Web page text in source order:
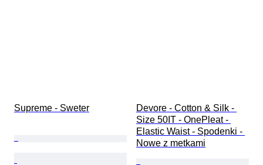
Supreme - Sweter
Devore - Cotton & Silk -
Size 50IT - OnePleat -
Elastic Waist - Spodenki -
Nowe z metkami